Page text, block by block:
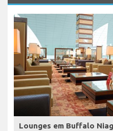
Lounges em Buffalo